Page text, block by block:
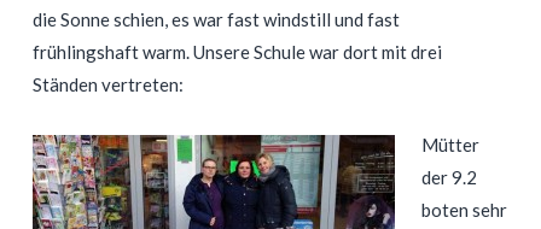
die Sonne schien, es war fast windstill und fast
frühlingshaft warm. Unsere Schule war dort mit drei
Ständen vertreten:
Mütter
der 9.2
boten sehr